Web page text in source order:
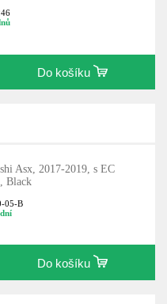
Do košíku
Asx, 2017-2019, s EC
Black
05-B
Do košíku